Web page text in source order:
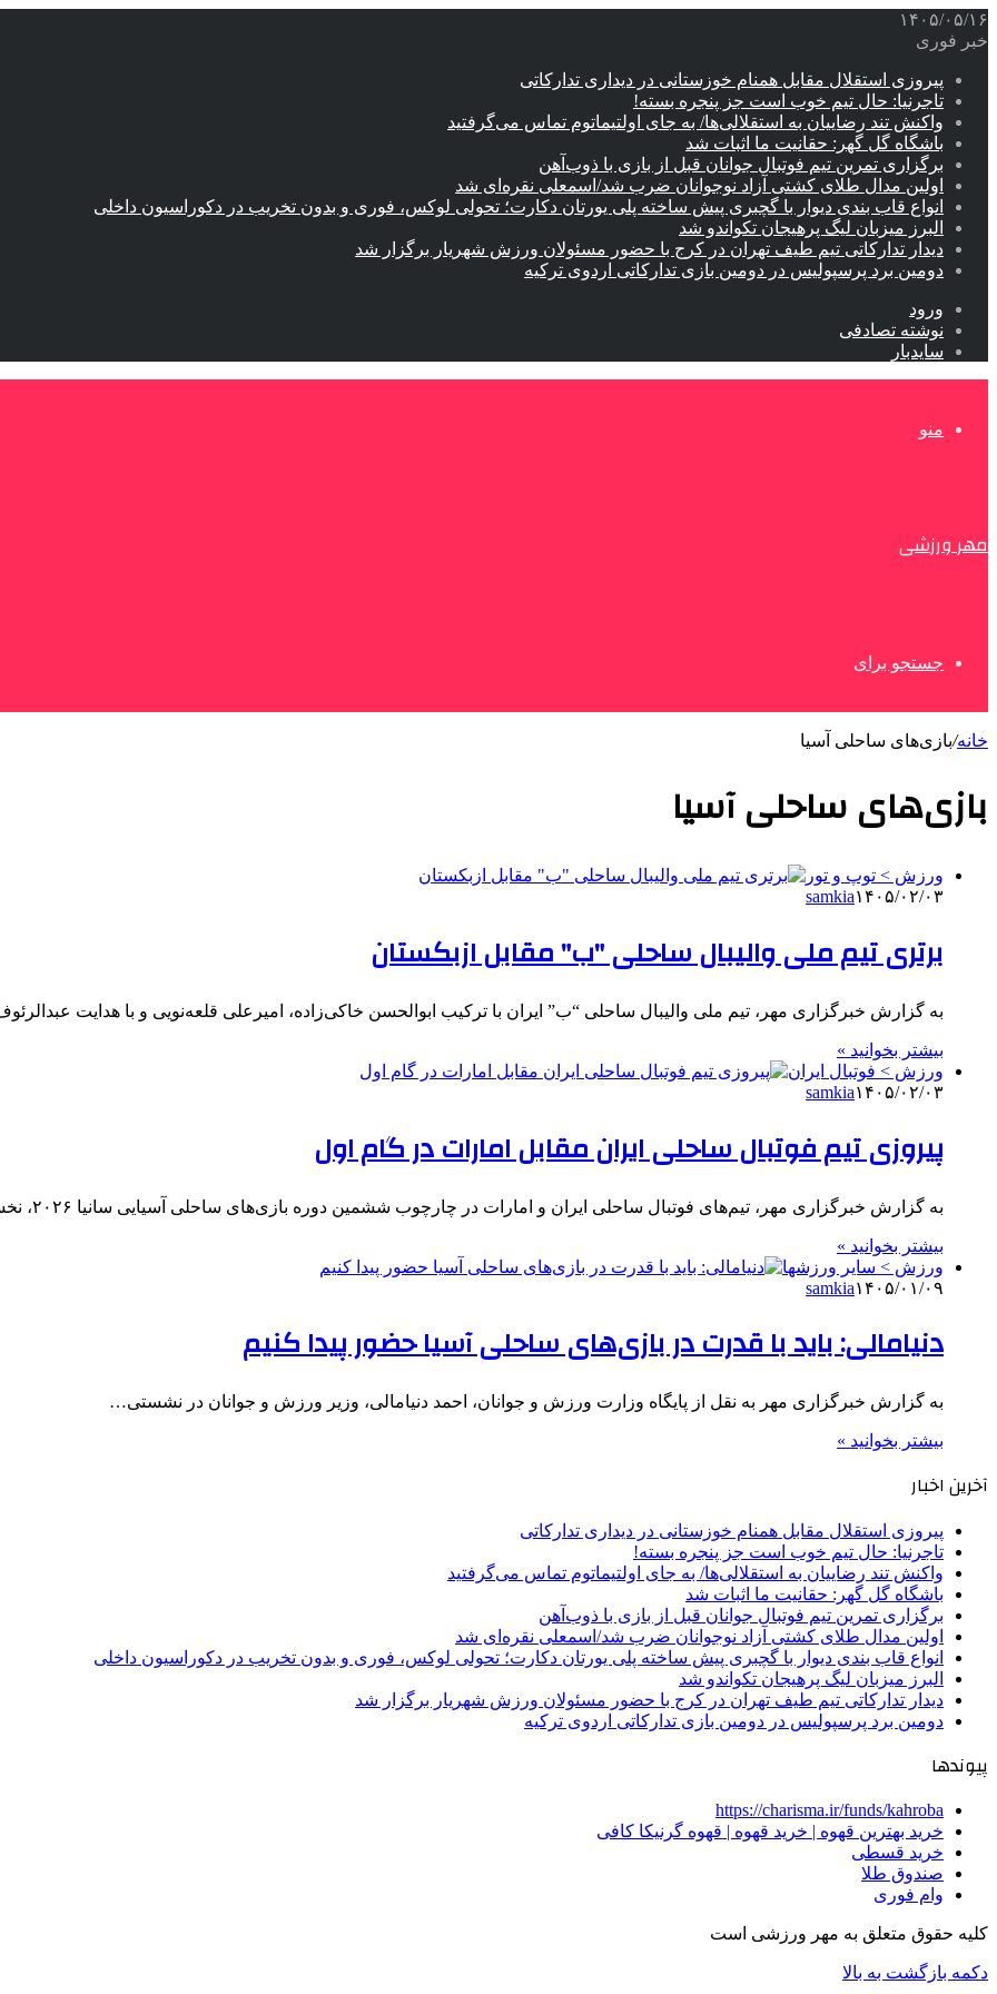
۱۴۰۵/۰۵/۱۶
خبر فوری
پیروزی استقلال مقابل همنام خوزستانی در دیداری تدارکاتی
تاجرنیا: حال تیم خوب است جز پنجره بسته!
واکنش تند رضاییان به استقلالی‌ها/ به جای اولتیماتوم تماس می‌گرفتید
باشگاه گل گهر: حقانیت ما اثبات شد
برگزاری تمرین تیم فوتبال جوانان قبل از بازی با ذوب‌آهن
اولین مدال طلای کشتی آزاد نوجوانان ضرب شد/اسمعلی نقره‌ای شد
انواع قاب بندی دیوار با گچبری پیش ساخته پلی یورتان دکارت؛ تحولی لوکس، فوری و بدون تخریب در دکوراسیون داخلی
البرز میزبان لیگ پرهیجان تکواندو شد
دیدار تدارکاتی تیم طیف تهران در کرج با حضور مسئولان ورزش شهریار برگزار شد
دومین برد پرسپولیس در دومین بازی تدارکاتی اردوی ترکیه
ورود
نوشته تصادفی
سایدبار
منو
مهر ورزشی
جستجو برای
خانه/بازی‌های ساحلی آسیا
بازی‌های ساحلی آسیا
ورزش > توپ و تور
samkia۱۴۰۵/۰۲/۰۳
برتری تیم ملی والیبال ساحلی "ب" مقابل ازبکستان
به گزارش خبرگزاری مهر، تیم ملی والیبال ساحلی “ب” ایران با ترکیب ابوالحسن خاکی‌زاده، امیرعلی قلعه‌نویی و با هدایت
بیشتر بخوانید »
ورزش > فوتبال ایران
samkia۱۴۰۵/۰۲/۰۳
پیروزی تیم فوتبال ساحلی ایران مقابل امارات در گام اول
به گزارش خبرگزاری مهر، تیم‌های فوتبال ساحلی ایران و امارات در چارچوب ششمین دوره بازی‌های ساحلی آسیایی سانیا ۲۰۲۶، نخستین…
بیشتر بخوانید »
ورزش > سایر ورزشها
samkia۱۴۰۵/۰۱/۰۹
دنیامالی: باید با قدرت در بازی‌های ساحلی آسیا حضور پیدا کنیم
به گزارش خبرگزاری مهر به نقل از پایگاه وزارت ورزش و جوانان، احمد دنیامالی، وزیر ورزش و جوانان در نشستی…
بیشتر بخوانید »
آخرین اخبار
پیروزی استقلال مقابل همنام خوزستانی در دیداری تدارکاتی
تاجرنیا: حال تیم خوب است جز پنجره بسته!
واکنش تند رضاییان به استقلالی‌ها/ به جای اولتیماتوم تماس می‌گرفتید
باشگاه گل گهر: حقانیت ما اثبات شد
برگزاری تمرین تیم فوتبال جوانان قبل از بازی با ذوب‌آهن
اولین مدال طلای کشتی آزاد نوجوانان ضرب شد/اسمعلی نقره‌ای شد
انواع قاب بندی دیوار با گچبری پیش ساخته پلی یورتان دکارت؛ تحولی لوکس، فوری و بدون تخریب در دکوراسیون داخلی
البرز میزبان لیگ پرهیجان تکواندو شد
دیدار تدارکاتی تیم طیف تهران در کرج با حضور مسئولان ورزش شهریار برگزار شد
دومین برد پرسپولیس در دومین بازی تدارکاتی اردوی ترکیه
پیوندها
https://charisma.ir/funds/kahroba
خرید بهترین قهوه | خرید قهوه | قهوه گرنیکا کافی
خرید قسطی
صندوق طلا
وام فوری
کلیه حقوق متعلق به مهر ورزشی است
دکمه بازگشت به بالا